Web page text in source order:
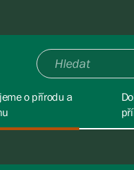
o přírodu a